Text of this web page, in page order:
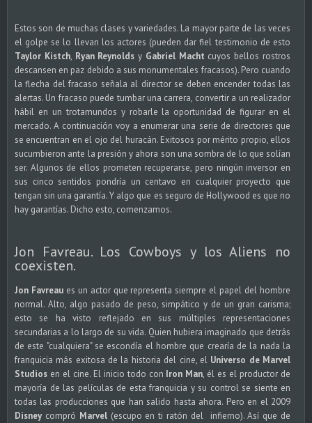
Estos son de muchas clases y variedades. La mayor parte de las veces
el golpe se lo llevan los actores (pueden dar fiel testimonio de esto
Taylor Kistch, Ryan Reynolds y Gabriel Macht cuyos bellos rostros
descansen en paz debido a sus monumentales fracasos). Pero cuando
la flecha del fracaso señala al director se deben encender todas las
alertas. Un fracaso puede tumbar una carrera, convertir a un realizador
hábil en un trotamundos y robarle la oportunidad de figurar en el
mercado. A continuación voy a enumerar una serie de directores que
se encuentran en el ojo del huracán. Exitosos por mérito propio, ellos
sucumbieron ante la presión y ahora son una sombra de lo que solían
ser. Algunos de ellos prometen recuperarse, pero ningún inversor en
sus cinco sentidos pondría un centavo en cualquier proyecto que
tengan sin una garantía. Y algo que es seguro de Hollywood es que no
hay garantías. Dicho esto, comenzamos.
Jon Favreau. Los Cowboys y los Aliens no
coexisten.
Jon Favreaues un actor que representa siempre el papel del hombre
normal. Alto, algo pasado de peso, simpático y de un gran carisma;
esto se ha visto reflejado en sus múltiples representaciones
secundarias a lo largo de su vida. Quien hubiera imaginado que detrás
de este "cualquiera" se escondía el hombre que crearía de la nada la
franquicia más exitosa de la historia del cine, el Universo de Marvel
Studios en el cine. El inicio todo con Iron Man, él es el productor de
mayoría de las películas de esta franquicia y su control se siente en
todas las producciones que han salido hasta ahora. Pero en el 2009
Disney compró Marvel(escupo en ti ratón del infierno). Así que de